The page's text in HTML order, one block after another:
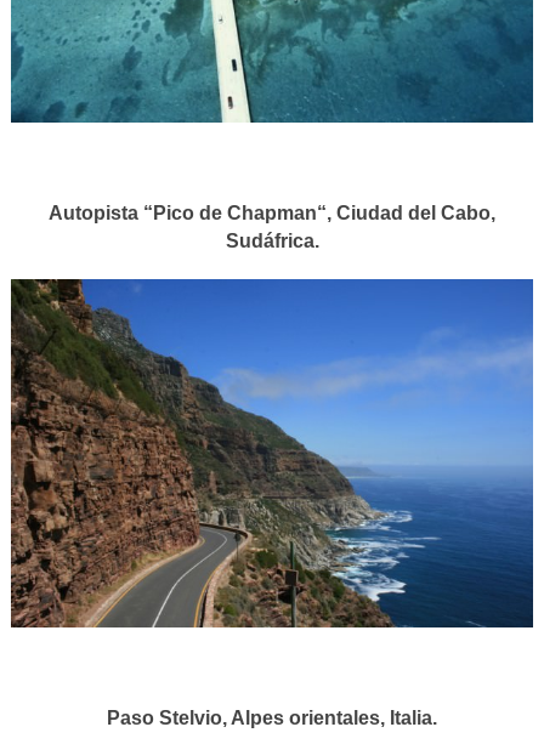
Autopista “Pico de Chapman“, Ciudad del Cabo,
Sudáfrica.
Paso Stelvio, Alpes orientales, Italia.